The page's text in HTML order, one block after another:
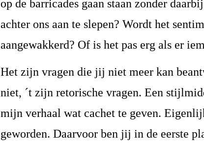
op de barricades gaan staan zonder
achter ons aan te slepen? Wordt het
aangewakkerd? Of is het pas erg als er
Het zijn vragen die jij niet meer kan
niet, ´t zijn retorische vragen. Een
mijn verhaal wat cachet te geven.
geworden. Daarvoor ben jij in de eerste